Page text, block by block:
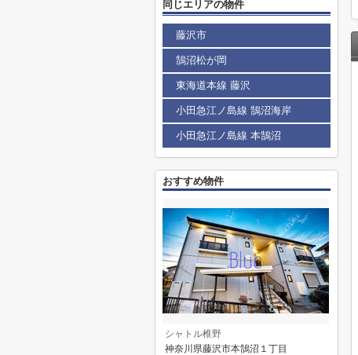
同じエリアの物件
藤沢市
鵠沼松が岡
東海道本線 藤沢
小田急江ノ島線 鵠沼海岸
小田急江ノ島線 本鵠沼
おすすめ物件
シャトル椎野
神奈川県藤沢市本鵠沼１丁目